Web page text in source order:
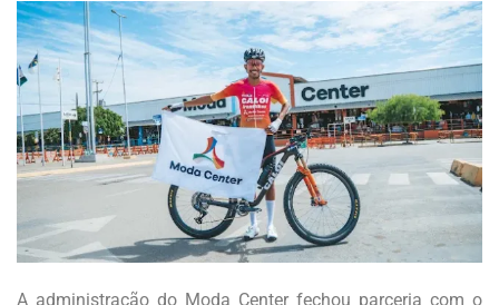
A administração do Moda Center fechou parceria com o